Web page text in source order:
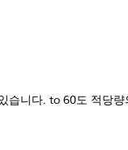
습니다. to 60도 적당